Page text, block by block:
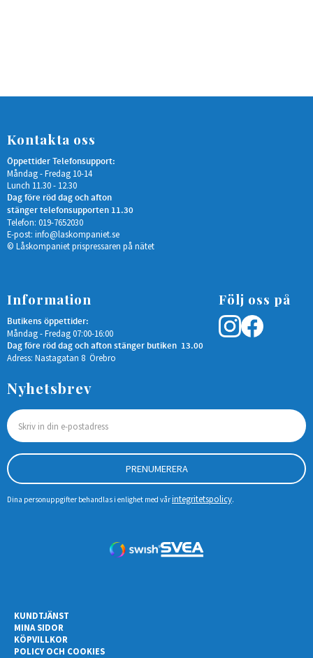
Kontakta oss
Öppettider Telefonsupport:
Måndag - Fredag 10-14
Lunch 11.30 - 12.30
Dag före röd dag och afton
stänger telefonsupporten 11.30
Telefon: 019-7652030
E-post: info@laskompaniet.se
© Låskompaniet prispressaren på nätet
Information
Butikens öppettider:
Måndag - Fredag 07:00-16:00
Dag före röd dag och afton stänger butiken 13.00
Adress: Nastagatan 8 Örebro
Följ oss på
Nyhetsbrev
PRENUMERERA
Dina personuppgifter behandlas i enlighet med vårintegritetspolicy.
KUNDTJÄNST
MINA SIDOR
KÖPVILLKOR
POLICY OCH COOKIES